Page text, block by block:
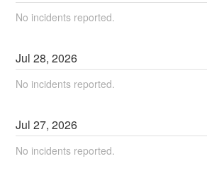
No incidents reported.
Jul28,2026
No incidents reported.
Jul27,2026
No incidents reported.